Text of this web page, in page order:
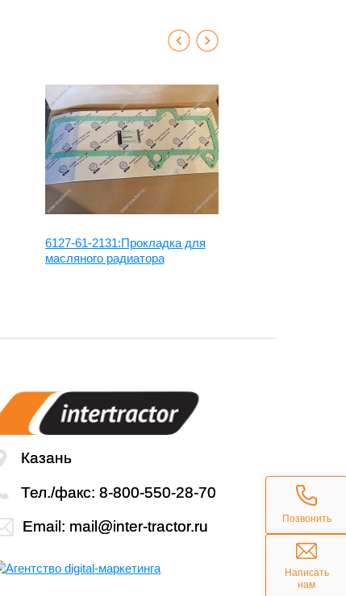
6127-61-2131:Прокладка для
масляного радиатора
Казань
Тел./факс: 8-800-550-28-70
Email: mail@inter-tractor.ru Позвонить
Написать
нам